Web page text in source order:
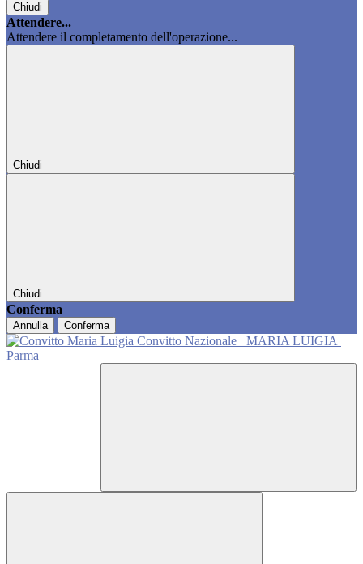
Chiudi
Attendere...
Attendere il completamento dell'operazione...
Chiudi
Chiudi
Conferma
Annulla Conferma
Convitto Nazionale
MARIA LUIGIA
Parma